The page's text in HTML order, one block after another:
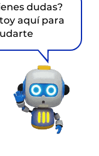
dudas?
aquí para